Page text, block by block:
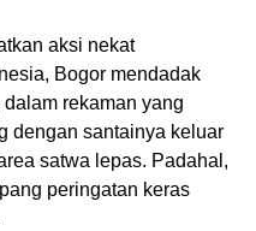
aksi nekat
Bogor mendadak
rekaman yang
dengan santainya keluar
satwa lepas. Padahal,
peringatan keras